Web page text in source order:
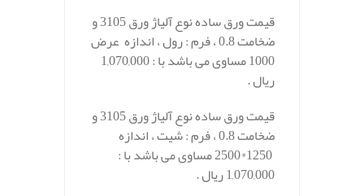
قیمت ورق ساده نوع آلیاژ ورق 3105 و
ضخامت 0.8 ، فرم : رول ، اندازه عرض
1000 مساوی می باشد با : 1,070,000
ریال .
قیمت ورق ساده نوع آلیاژ ورق 3105 و
ضخامت 0.8 ، فرم : شیت ، اندازه
1250*2500 مساوی می باشد با :
1,070,000 ریال .